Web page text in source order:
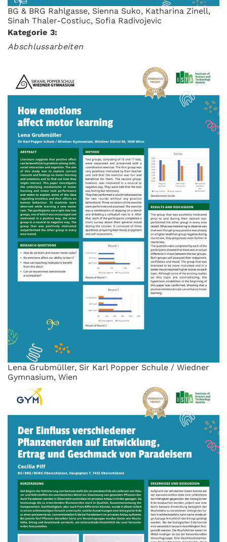
BG & BRG Rahlgasse, Sienna Suko, Katharina Zinell,
Sinah Thaler-Costiuc, Sofia Radivojevic
Kategorie 3:
Abschlussarbeiten
Lena Grubmüller, Sir Karl Popper Schule / Wiedner
Gymnasium, Wien